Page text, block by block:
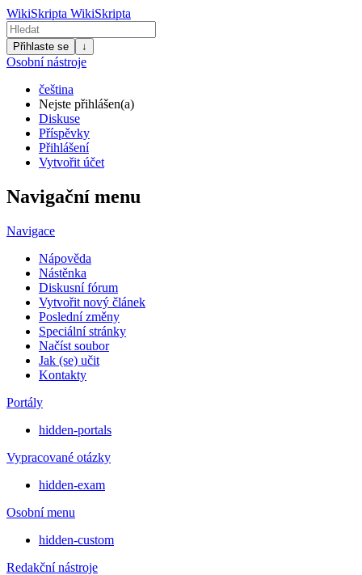
WikiSkripta WikiSkripta
Přihlaste se ↓
Osobní nástroje
čeština
Nejste přihlášen(a)
Diskuse
Příspěvky
Přihlášení
Vytvořit účet
Navigační menu
Navigace
Nápověda
Nástěnka
Diskusní fórum
Vytvořit nový článek
Poslední změny
Speciální stránky
Načíst soubor
Jak (se) učit
Kontakty
Portály
hidden-portals
Vypracované otázky
hidden-exam
Osobní menu
hidden-custom
Redakční nástroje